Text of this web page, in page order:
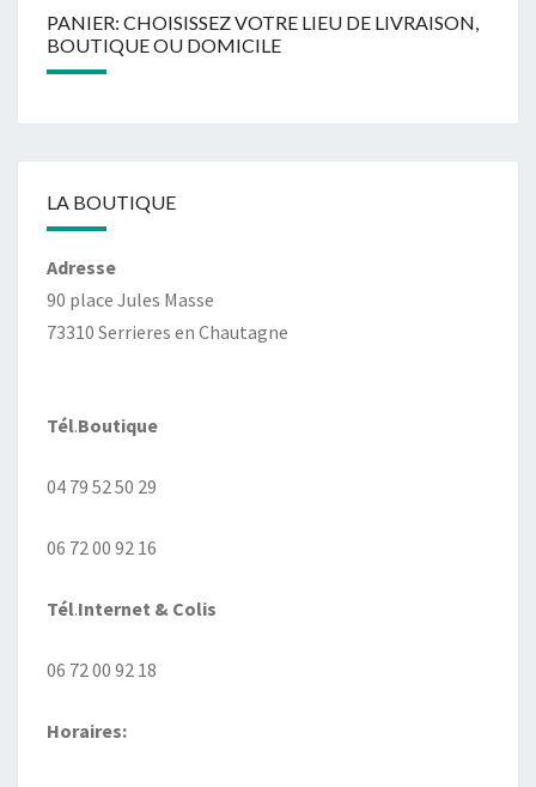
PANIER: CHOISISSEZ VOTRE LIEU DE LIVRAISON,
BOUTIQUE OU DOMICILE
LA BOUTIQUE
Adresse
90 place Jules Masse
73310 Serrieres en Chautagne
Tél.Boutique
04 79 52 50 29
06 72 00 92 16
Tél.Internet & Colis
06 72 00 92 18
Horaires: